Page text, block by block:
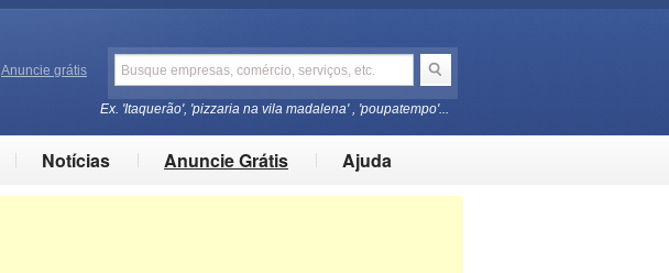
Anuncie grátis
Ex. 'Itaquerão', 'pizzaria na vila madalena' , 'poupatempo'...
Notícias Anuncie Grátis Ajuda